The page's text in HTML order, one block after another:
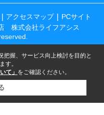
アクセスマップ
PCサイト
株式会社ライフアシス
把握、サービス向上検討を目的と
す。
て」 をご確認ください。